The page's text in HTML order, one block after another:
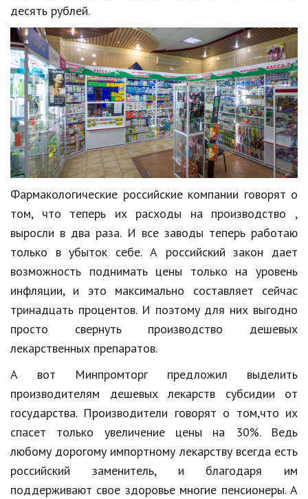
Еда и напитки
Праздники и подарки
Кинематограф
Домашние животные
Семья и дети
Путешествия
Строительство
Культура и общество
Мода и стиль
Бизнес
Хобби и развлечения
Финансы
Юриспруденция
Природа
Образование
Наука и технологии
десять рублей.
Фармакологические российские компании говорят о
том, что теперь их расходы на производство ,
выросли в два раза. И все заводы теперь работаю
только в убыток себе. А российский закон дает
возможность поднимать цены только на уровень
инфляции, и это максимально составляет сейчас
тринадцать процентов. И поэтому для них выгодно
просто свернуть производство дешевых
лекарственных препаратов.
А вот Минпромторг предложил выделить
производителям дешевых лекарств субсидии от
государства. Производители говорят о том,что их
спасет только увеличение цены на 30%. Ведь
любому дорогому импортному лекарству всегда есть
российский заменитель, и благодаря им
поддерживают свое здоровье многие пенсионеры. А